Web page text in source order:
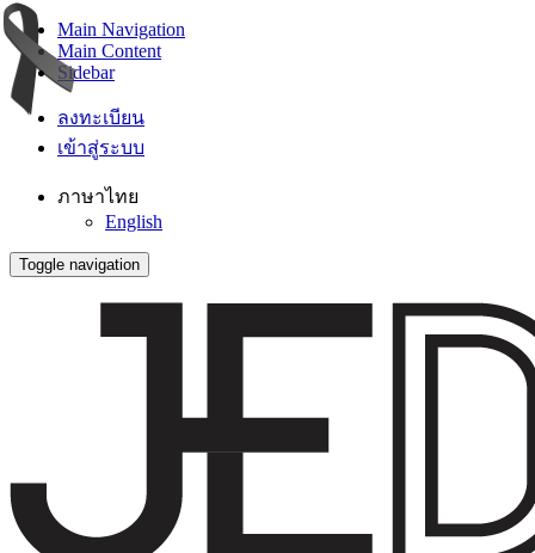
Main Navigation
Main Content
Sidebar
ลงทะเบียน
เข้าสู่ระบบ
ภาษาไทย
English
Toggle navigation